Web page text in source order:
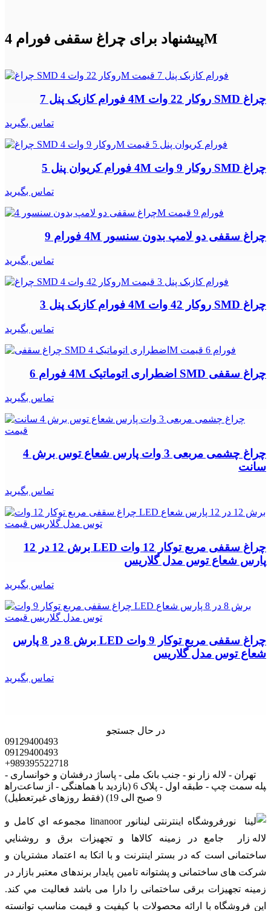
پیشنهاد برای چراغ سقفی فورام 4M
چراغ SMD روکار 22 وات 4M فورام کازبک پنل 7
تماس بگیرید
چراغ SMD روکار 9 وات 4M فورام کریوان پنل 5
تماس بگیرید
چراغ سقفی دو لامپ بدون سنسور 4M فورام 9
تماس بگیرید
چراغ SMD روکار 42 وات 4M فورام کازبک پنل 3
تماس بگیرید
چراغ سقفی SMD اضطراری اتوماتیک 4M فورام 6
تماس بگیرید
چراغ چشمی مربعی 3 وات پارس شعاع توس برش 4
سانت
تماس بگیرید
چراغ سقفی مربع توکار 12 وات LED برش 12 در 12
پارس شعاع توس مدل گلاریس
تماس بگیرید
چراغ سقفی مربع توکار 9 وات LED برش 8 در 8 پارس
شعاع توس مدل گلاریس
تماس بگیرید
در حال جستجو
09129400493
09129400493
+989395522718
تهران - لاله زار نو - جنب بانک ملی - پاساژ درفشان و خوانساری -
راه‎پله سمت چپ - طبقه اول - پلاک 6 (بازدید با هماهنگی - از ساعت
9 صبح الی 19) (فقط روزهای غیرتعطیل)
فروشگاه اینترنتی لینانور linanoor مجموعه اي کامل و
جامع در زمينه کالاها و تجهيزات برق و روشنايي
ساختمانی است که در بستر اينترنت و با اتکا به اعتماد مشتریان و
شرکت های ساختمانی و پشتوانه تامین پایدار برندهای معتبر بازار در
زمینه تجهیزات برقی ساختمانی را دارا می باشد فعالیت مي کند.
اين فروشگاه با ارائه محصولات با کيفيت و قيمت مناسب توانسته